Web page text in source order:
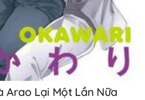
Arao Lại Một Lần Nữa